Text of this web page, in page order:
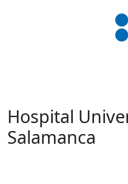
Pasar al contenido
Hospital
Salamanca